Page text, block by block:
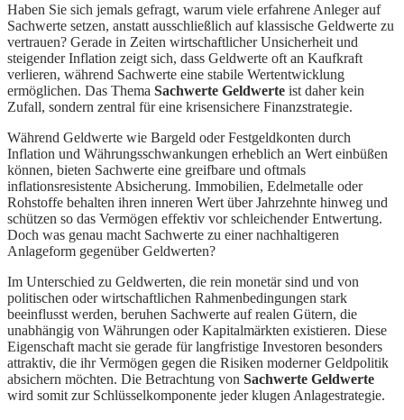
Haben Sie sich jemals gefragt, warum viele erfahrene Anleger auf
Sachwerte setzen, anstatt ausschließlich auf klassische Geldwerte zu
vertrauen? Gerade in Zeiten wirtschaftlicher Unsicherheit und
steigender Inflation zeigt sich, dass Geldwerte oft an Kaufkraft
verlieren, während Sachwerte eine stabile Wertentwicklung
ermöglichen. Das Thema Sachwerte Geldwerte ist daher kein
Zufall, sondern zentral für eine krisensichere Finanzstrategie.
Während Geldwerte wie Bargeld oder Festgeldkonten durch
Inflation und Währungsschwankungen erheblich an Wert einbüßen
können, bieten Sachwerte eine greifbare und oftmals
inflationsresistente Absicherung. Immobilien, Edelmetalle oder
Rohstoffe behalten ihren inneren Wert über Jahrzehnte hinweg und
schützen so das Vermögen effektiv vor schleichender Entwertung.
Doch was genau macht Sachwerte zu einer nachhaltigeren
Anlageform gegenüber Geldwerten?
Im Unterschied zu Geldwerten, die rein monetär sind und von
politischen oder wirtschaftlichen Rahmenbedingungen stark
beeinflusst werden, beruhen Sachwerte auf realen Gütern, die
unabhängig von Währungen oder Kapitalmärkten existieren. Diese
Eigenschaft macht sie gerade für langfristige Investoren besonders
attraktiv, die ihr Vermögen gegen die Risiken moderner Geldpolitik
absichern möchten. Die Betrachtung von Sachwerte Geldwerte
wird somit zur Schlüsselkomponente jeder klugen Anlagestrategie.